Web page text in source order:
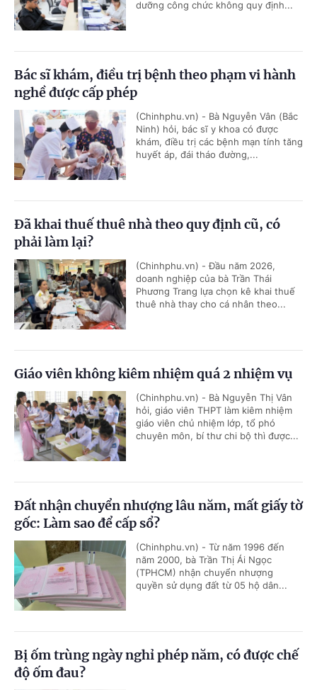
dưỡng công chức không quy định...
Bác sĩ khám, điều trị bệnh theo phạm vi hành
nghề được cấp phép
(Chinhphu.vn) - Bà Nguyễn Vân (Bắc
Ninh) hỏi, bác sĩ y khoa có được
khám, điều trị các bệnh mạn tính tăng
huyết áp, đái tháo đường,...
Đã khai thuế thuê nhà theo quy định cũ, có
phải làm lại?
(Chinhphu.vn) - Đầu năm 2026,
doanh nghiệp của bà Trần Thái
Phương Trang lựa chọn kê khai thuế
thuê nhà thay cho cá nhân theo...
Giáo viên không kiêm nhiệm quá 2 nhiệm vụ
(Chinhphu.vn) - Bà Nguyễn Thị Vân
hỏi, giáo viên THPT làm kiêm nhiệm
giáo viên chủ nhiệm lớp, tổ phó
chuyên môn, bí thư chi bộ thì được...
Đất nhận chuyển nhượng lâu năm, mất giấy tờ
gốc: Làm sao để cấp sổ?
(Chinhphu.vn) - Từ năm 1996 đến
năm 2000, bà Trần Thị Ái Ngọc
(TPHCM) nhận chuyển nhượng
quyền sử dụng đất từ 05 hộ dân...
Bị ốm trùng ngày nghỉ phép năm, có được chế
độ ốm đau?